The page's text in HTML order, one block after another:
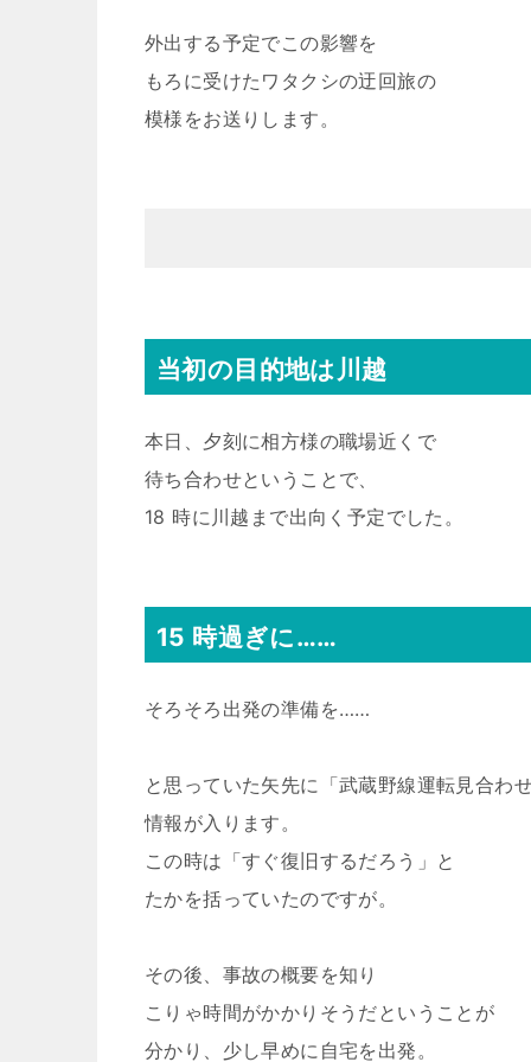
外出する予定でこの影響を
もろに受けたワタクシの迂回旅の
模様をお送りします。
当初の目的地は川越
本日、夕刻に相方様の職場近くで
待ち合わせということで、
18 時に川越まで出向く予定でした。
15 時過ぎに……
そろそろ出発の準備を……
と思っていた矢先に「武蔵野線運転見合わ
情報が入ります。
この時は「すぐ復旧するだろう」と
たかを括っていたのですが。
その後、事故の概要を知り
こりゃ時間がかかりそうだということが
分かり、少し早めに自宅を出発。